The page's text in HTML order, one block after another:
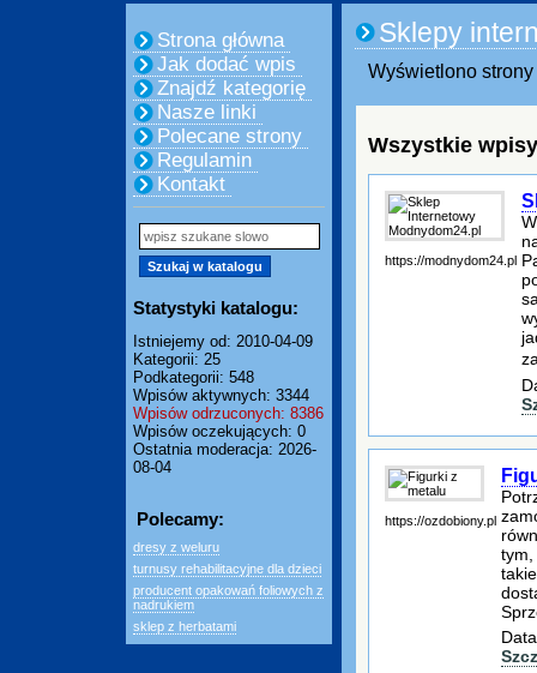
Strona główna
Jak dodać wpis
Znajdź kategorię
Nasze linki
Polecane strony
Regulamin
Kontakt
Statystyki katalogu:
Istniejemy od: 2010-04-09
Kategorii: 25
Podkategorii: 548
Wpisów aktywnych: 3344
Wpisów odrzuconych: 8386
Wpisów oczekujących: 0
Ostatnia moderacja: 2026-
08-04
Polecamy:
dresy z weluru
turnusy rehabilitacyjne dla dzieci
producent opakowań foliowych z
nadrukiem
sklep z herbatami
Sklepy
Wyświetlono
Wszystkie
https://modnydom24.pl
https://ozdobiony.pl
tym,